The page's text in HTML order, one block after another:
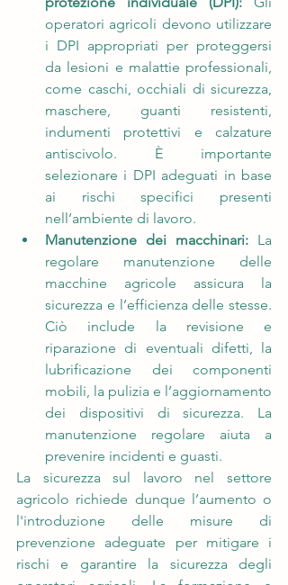
operatori agricoli devono utilizzare
i DPI appropriati per proteggersi
da lesioni e malattie professionali,
come caschi, occhiali di sicurezza,
maschere, guanti resistenti,
indumenti protettivi e calzature
antiscivolo. È importante
selezionare i DPI adeguati in base
ai rischi specifici presenti
nell’ambiente di lavoro.
Manutenzione dei macchinari: La
regolare manutenzione delle
macchine agricole assicura la
sicurezza e l’efficienza delle stesse.
Ciò include la revisione e
riparazione di eventuali difetti, la
lubrificazione dei componenti
mobili, la pulizia e l’aggiornamento
dei dispositivi di sicurezza. La
manutenzione regolare aiuta a
prevenire incidenti e guasti.
La sicurezza sul lavoro nel settore
agricolo richiede dunque l’aumento o
l'introduzione delle misure di
prevenzione adeguate per mitigare i
rischi e garantire la sicurezza degli